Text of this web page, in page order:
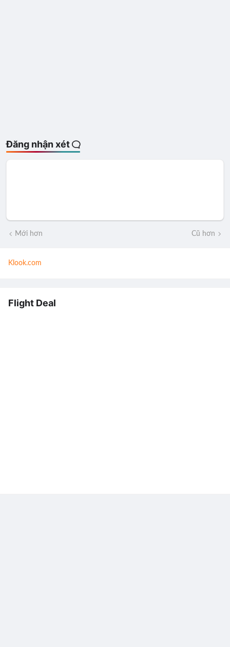
Đăng nhận xét
Mới hơn Cũ hơn
Klook.com
Flight Deal